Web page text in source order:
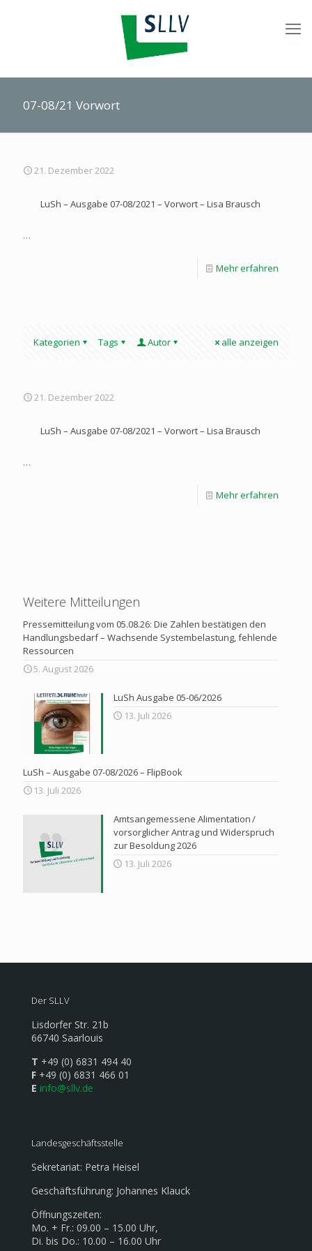
07-08/21 Vorwort
21. Dezember 2022
LuSh – Ausgabe 07-08/2021 – Vorwort – Lisa Brausch
…
Mehr erfahren
Kategorien Tags Autor alle anzeigen
21. Dezember 2022
LuSh – Ausgabe 07-08/2021 – Vorwort – Lisa Brausch
…
Mehr erfahren
Weitere Mitteilungen
Pressemitteilung vom 05.08.26: Die Zahlen bestätigen den
Handlungsbedarf – Wachsende Systembelastung, fehlende
Ressourcen
5. August 2026
LuSh Ausgabe 05-06/2026
13. Juli 2026
LuSh – Ausgabe 07-08/2026 – FlipBook
13. Juli 2026
Amtsangemessene Alimentation /
vorsorglicher Antrag und Widerspruch
zur Besoldung 2026
13. Juli 2026
Der SLLV
Lisdorfer Str. 21b
66740 Saarlouis
T +49 (0) 6831 494 40
F +49 (0) 6831 466 01
E info@sllv.de
Landesgeschäftsstelle
Sekretariat: Petra Heisel
Geschäftsführung: Johannes Klauck
Öffnungszeiten:
Mo. + Fr.: 09.00 – 15.00 Uhr,
Di. bis Do.: 10.00 – 16.00 Uhr